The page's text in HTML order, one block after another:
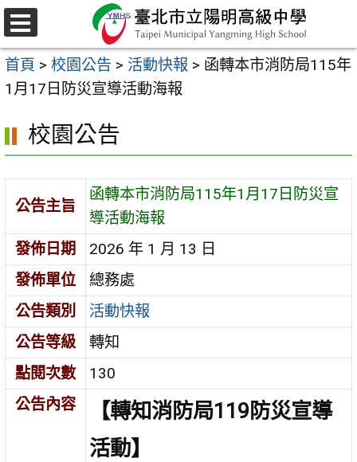
跳
至
主
要
容
區
選
單
首頁 > 校園公告 > 活動快報 > 函轉本市消防局115年
1月17日防災宣導活動海報
校園公告
公告主旨
函轉本市消防局115年1月17日防災宣
導活動海報
發佈日期
2026 年 1 月 13 日
發佈單位
總務處
公告類別
活動快報
公告等級
轉知
點閱次數
130
公告內容
【轉知消防局119防災宣導
活動】